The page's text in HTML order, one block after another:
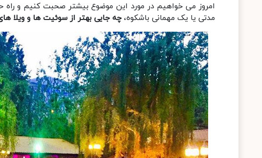
امروز می خواهیم در مورد این موضوع بیشتر صحبت کنیم و راه
مدتی یا یک مهمانی باشکوه،چه جایی بهتر از سوئیت ها و ویلا